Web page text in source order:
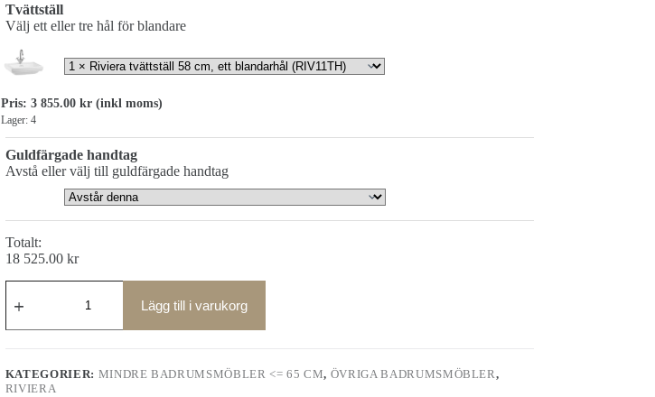
Tvättställ
Välj ett eller tre hål för blandare
Pris: 3 855.00 kr(inkl moms)
Lager: 4
Guldfärgade handtag
Avstå eller välj till guldfärgade handtag
Totalt:
18 525.00 kr
badrumsmöbel
cm
Lägg till i varukorg
KATEGORIER: MINDRE BADRUMSMÖBLER <= 65 CM, ÖVRIGA BADRUMSMÖBLER,
RIVIERA